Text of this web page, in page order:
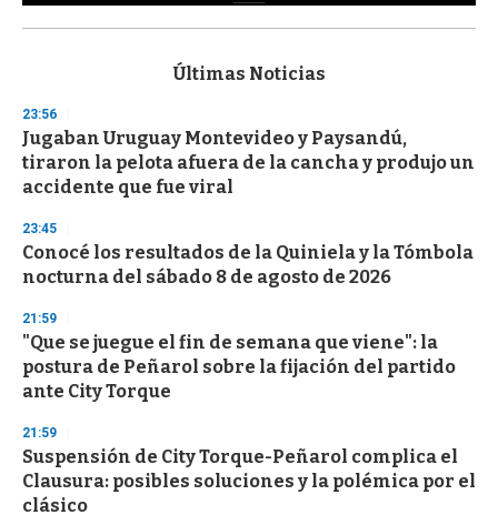
s
d
s
o
f
3
s
e
c
o
d
s
Últimas Noticias
23:56
Jugaban Uruguay Montevideo y Paysandú,
tiraron la pelota afuera de la cancha y produjo un
accidente que fue viral
23:45
Conocé los resultados de la Quiniela y la Tómbola
nocturna del sábado 8 de agosto de 2026
21:59
"Que se juegue el fin de semana que viene": la
postura de Peñarol sobre la fijación del partido
ante City Torque
21:59
Suspensión de City Torque-Peñarol complica el
Clausura: posibles soluciones y la polémica por el
clásico